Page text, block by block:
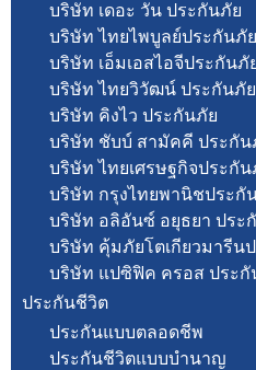
บริษัท เดอะ วัน ประกันภัย
บริษัท ไทยไพบูลย์ประกันภัย
บริษัท เอ็มเอสไอจีประกันภั
บริษัท ไทยวิวัฒน์ ประกันภัย
บริษัท คิงไว ประกันภัย
บริษัท ชับบ์ สามัคคี ประกัน
บริษัท ไทยเศรษฐกิจประกัน
บริษัท กรุงไทยพานิชประกั
บริษัท อลิอันซ์ อยุธยา ประ
บริษัท คุ้มภัยโตเกียวมารีน
บริษัท แปซิฟิค ครอส ประ
ประกันชีวิต
ประกันแบบตลอดชีพ
ประกันชีวิตแบบบำนาญ